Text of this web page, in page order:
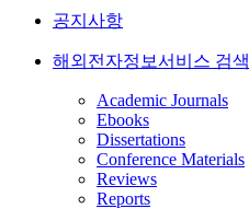
공지사항
해외전자정보서비스 검색
Academic Journals
Ebooks
Dissertations
Conference Materials
Reviews
Reports